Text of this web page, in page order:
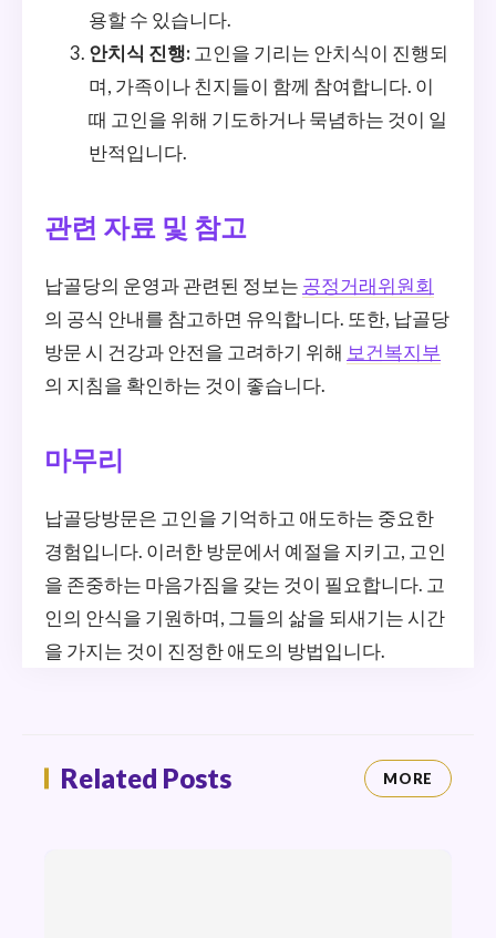
용할 수 있습니다.
안치식 진행: 고인을 기리는 안치식이 진행되
며, 가족이나 친지들이 함께 참여합니다. 이
때 고인을 위해 기도하거나 묵념하는 것이 일
반적입니다.
관련 자료 및 참고
납골당의 운영과 관련된 정보는 공정거래위원회
의 공식 안내를 참고하면 유익합니다. 또한, 납골당
방문 시 건강과 안전을 고려하기 위해 보건복지부
의 지침을 확인하는 것이 좋습니다.
마무리
납골당방문은 고인을 기억하고 애도하는 중요한
경험입니다. 이러한 방문에서 예절을 지키고, 고인
을 존중하는 마음가짐을 갖는 것이 필요합니다. 고
인의 안식을 기원하며, 그들의 삶을 되새기는 시간
을 가지는 것이 진정한 애도의 방법입니다.
Related Posts MORE